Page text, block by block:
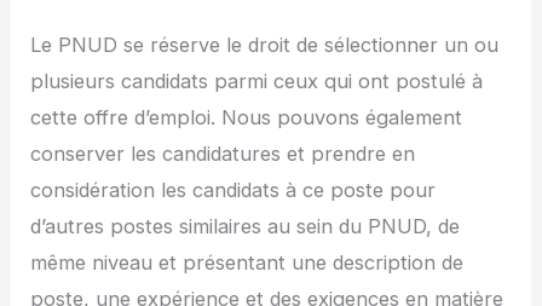
Le PNUD se réserve le droit de sélectionner un ou
plusieurs candidats parmi ceux qui ont postulé à
cette offre d’emploi. Nous pouvons également
conserver les candidatures et prendre en
considération les candidats à ce poste pour
d’autres postes similaires au sein du PNUD, de
même niveau et présentant une description de
poste, une expérience et des exigences en matière